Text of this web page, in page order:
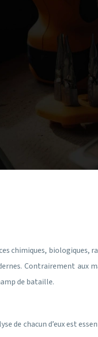
chimiques, biologiques,
Contrairement aux
de bataille.
de chacun d’eux est